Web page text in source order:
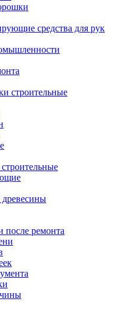
средства для рук
строительные
древесины
после ремонта